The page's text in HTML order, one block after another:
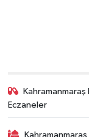
Eczaneler
Kahramanmaraş